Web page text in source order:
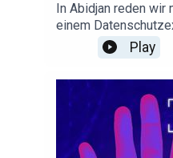
In Abidjan reden wir
einem
Zivilgesellschaft.
Personalausweis,
ihren noch nicht
Play